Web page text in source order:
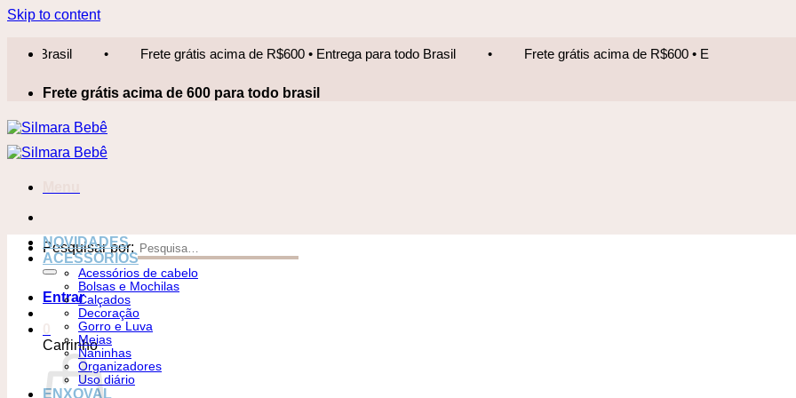
Skip to content
Frete grátis acima de R$600 • Entrega para todo Brasil • Frete grátis acima de R$600 • Entrega para todo Brasil
Frete grátis acima de 600 para todo brasil
Pesquisar por:
Entrar
Carrinho
NOVIDADES
ACESSÓRIOS
Acessórios de cabelo
Bolsas e Mochilas
Calçados
Decoração
Gorro e Luva
Meias
Naninhas
Organizadores
Uso diário
ENXOVAL